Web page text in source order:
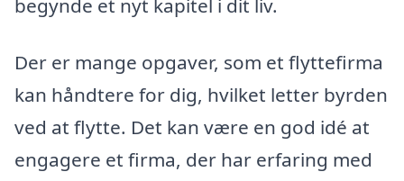
begynde et nyt kapitel i dit liv.
Der er mange opgaver, som et flyttefirma
kan håndtere for dig, hvilket letter byrden
ved at flytte. Det kan være en god idé at
engagere et firma, der har erfaring med